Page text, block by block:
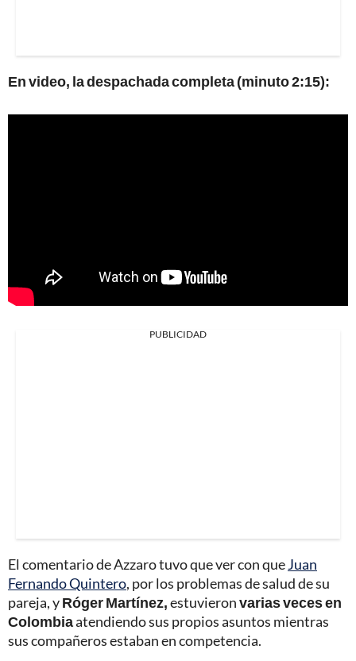
En video, la despachada completa (minuto 2:15):
PUBLICIDAD
El comentario de Azzaro tuvo que ver con queJuan
Fernando Quintero, por los problemas de salud de su
pareja, yRóger Martínez,estuvieronvarias veces en
Colombiaatendiendo sus propios asuntos mientras
sus compañeros estaban en competencia.